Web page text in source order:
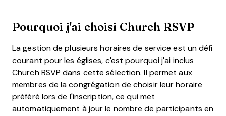
Pourquoi j'ai choisi Church RSVP
La gestion de plusieurs horaires de service est un défi
courant pour les églises, c'est pourquoi j'ai inclus
Church RSVP dans cette sélection. Il permet aux
membres de la congrégation de choisir leur horaire
préféré lors de l'inscription, ce qui met
automatiquement à jour le nombre de participants en